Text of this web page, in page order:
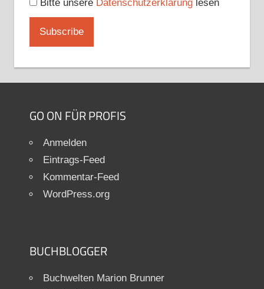
Bitte unsere Datenschutzerklärunglesen
GO ON FÜR PROFIS
Anmelden
Eintrags-Feed
Kommentar-Feed
WordPress.org
BUCHBLOGGER
Buchwelten Marion Brunner